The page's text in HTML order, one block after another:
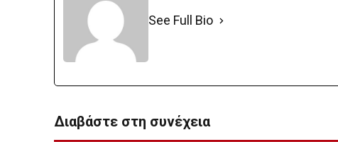
See Full Bio
Διαβάστε στη συνέχεια